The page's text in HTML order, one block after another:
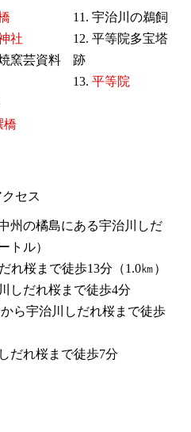
社
窯芸資料
橋
11. 宇治川の鵜飼
12. 平等院多宝塔
跡
13. 平等院
セス
州の橘島にある宇治川しだ
トル）
れ桜まで徒歩13分（1.0㎞）
しだれ桜まで徒歩4分
から宇治川しだれ桜まで徒歩
だれ桜まで徒歩7分